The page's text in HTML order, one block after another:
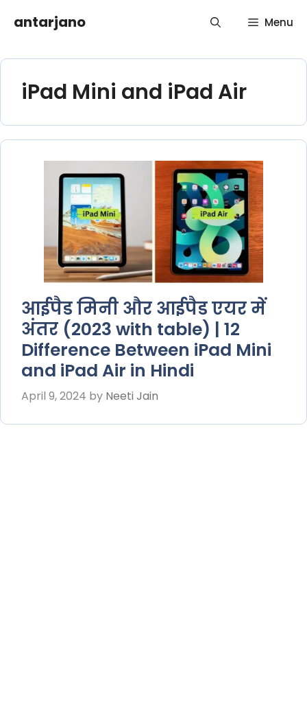
antarjano Menu
iPad Mini and iPad Air
आईपैड मिनी और आईपैड एयर में
अंतर (2023 with table) | 12
Difference Between iPad Mini
and iPad Air in Hindi
April 9, 2024 by Neeti Jain